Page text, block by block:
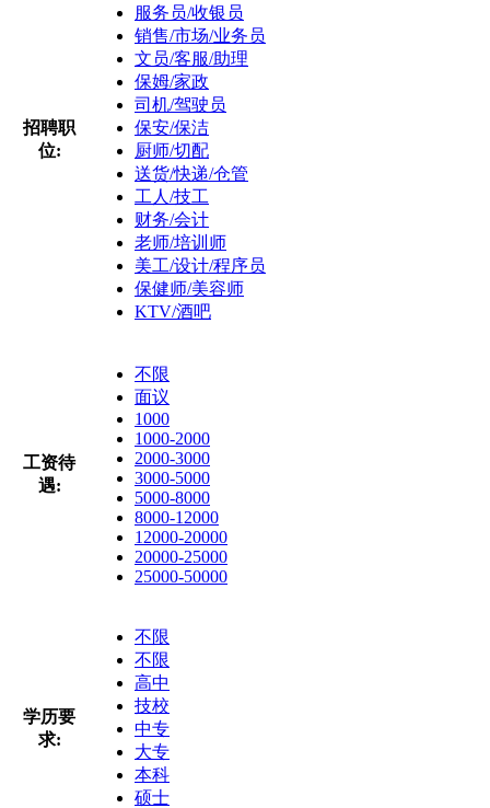
招聘职
位:
服务员/收银员
销售/市场/业务员
文员/客服/助理
保姆/家政
司机/驾驶员
保安/保洁
厨师/切配
送货/快递/仓管
工人/技工
财务/会计
老师/培训师
美工/设计/程序员
保健师/美容师
KTV/酒吧
工资待
遇:
不限
面议
1000
1000-2000
2000-3000
3000-5000
5000-8000
8000-12000
12000-20000
20000-25000
25000-50000
学历要
求:
不限
不限
高中
技校
中专
大专
本科
硕士